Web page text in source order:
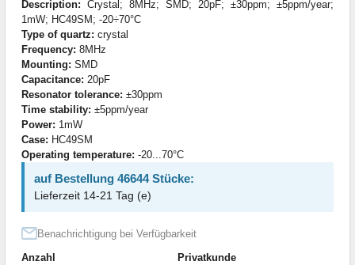
Description: Crystal; 8MHz; SMD; 20pF; ±30ppm; ±5ppm/year;
1mW; HC49SM; -20÷70°C
Type of quartz: crystal
Frequency: 8MHz
Mounting: SMD
Capacitance: 20pF
Resonator tolerance: ±30ppm
Time stability: ±5ppm/year
Power: 1mW
Case: HC49SM
Operating temperature: -20...70°C
auf Bestellung 46644 Stücke:
Lieferzeit 14-21 Tag (e)
Benachrichtigung bei Verfügbarkeit
Anzahl
Privatkunde